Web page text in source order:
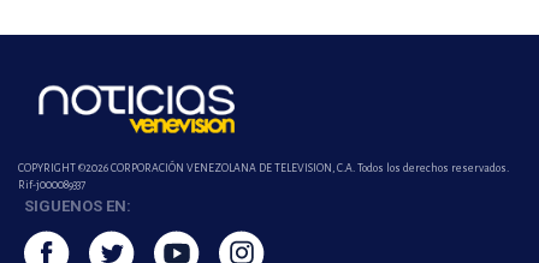
COPYRIGHT ©2026 CORPORACIÓN VENEZOLANA DE TELEVISION, C.A. Todos los derechos reservados.
Rif-j000089337
SIGUENOS EN: